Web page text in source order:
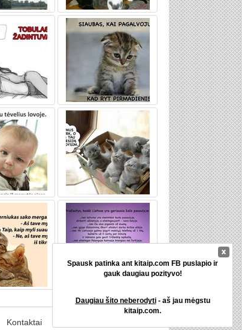
Kontaktai
Spausk patinka ant kitaip.com FB puslapio ir
gauk daugiau pozityvo!
Daugiau šito neberodyti- aš jau mėgstu
kitaip.com.